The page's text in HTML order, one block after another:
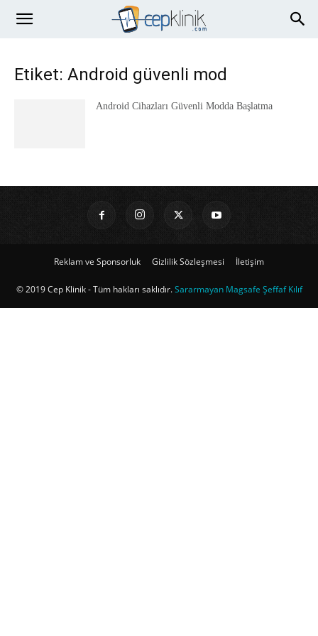
Etiket: Android güvenli mod
Android Cihazları Güvenli Modda Başlatma
Reklam ve Sponsorluk Gizlilik Sözleşmesi İletişim
© 2019 Cep Klinik - Tüm hakları saklıdır.Sararmayan Magsafe Şeffaf Kılıf